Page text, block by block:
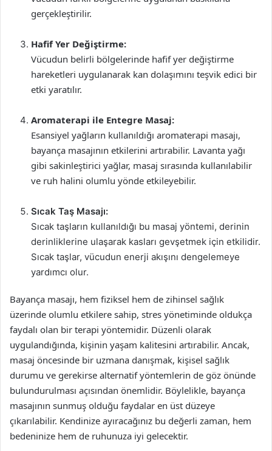
gerçekleştirilir.
Hafif Yer Değiştirme:
Vücudun belirli bölgelerinde hafif yer değiştirme
hareketleri uygulanarak kan dolaşımını teşvik edici bir
etki yaratılır.
Aromaterapi ile Entegre Masaj:
Esansiyel yağların kullanıldığı aromaterapi masajı,
bayança masajının etkilerini artırabilir. Lavanta yağı
gibi sakinleştirici yağlar, masaj sırasında kullanılabilir
ve ruh halini olumlu yönde etkileyebilir.
Sıcak Taş Masajı:
Sıcak taşların kullanıldığı bu masaj yöntemi, derinin
derinliklerine ulaşarak kasları gevşetmek için etkilidir.
Sıcak taşlar, vücudun enerji akışını dengelemeye
yardımcı olur.
Bayança masajı, hem fiziksel hem de zihinsel sağlık
üzerinde olumlu etkilere sahip, stres yönetiminde oldukça
faydalı olan bir terapi yöntemidir. Düzenli olarak
uygulandığında, kişinin yaşam kalitesini artırabilir. Ancak,
masaj öncesinde bir uzmana danışmak, kişisel sağlık
durumu ve gerekirse alternatif yöntemlerin de göz önünde
bulundurulması açısından önemlidir. Böylelikle, bayança
masajının sunmuş olduğu faydalar en üst düzeye
çıkarılabilir. Kendinize ayıracağınız bu değerli zaman, hem
bedeninize hem de ruhunuza iyi gelecektir.